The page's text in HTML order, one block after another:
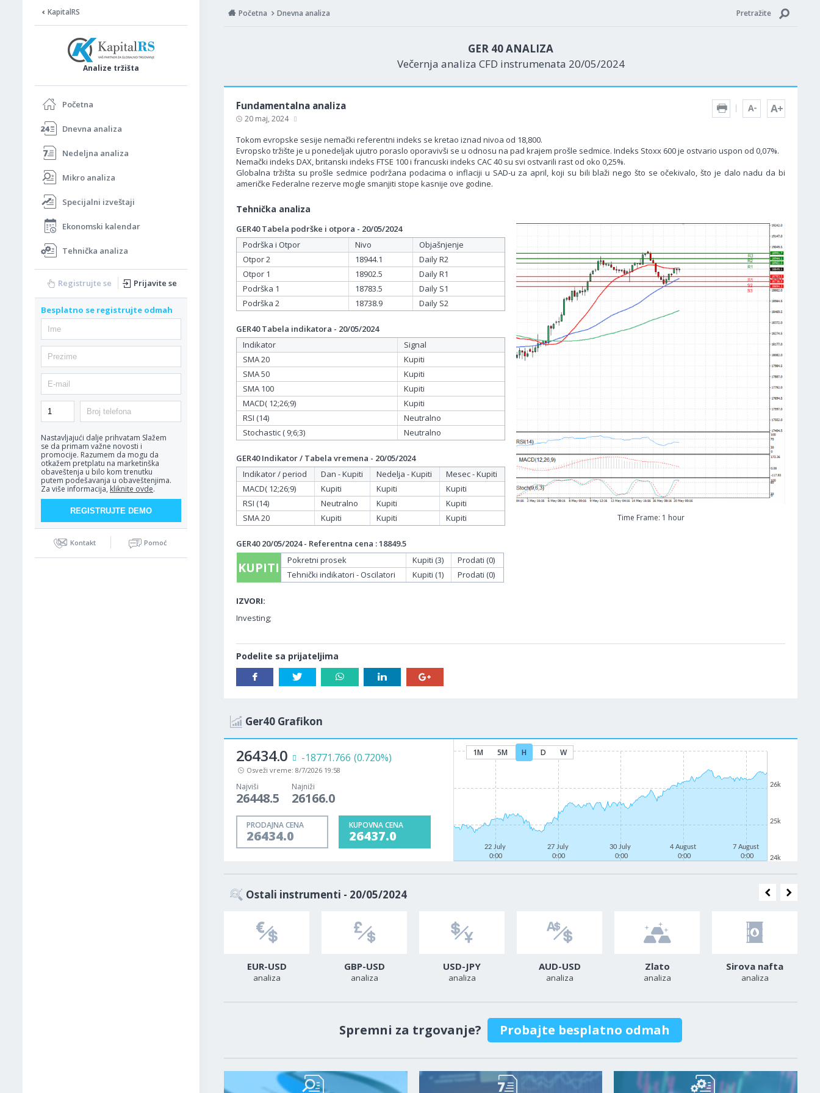
KapitalRS
Analize tržišta
Početna
Dnevna analiza
Nedeljna analiza
Mikro analiza
Specijalni izveštaji
Ekonomski kalendar
Tehnička analiza
Registrujte se Prijavite se
Besplatno se registrujte odmah
Nastavljajući dalje prihvatam Slažem
se da primam važne novosti i
promocije. Razumem da mogu da
otkažem pretplatu na marketinška
obaveštenja u bilo kom trenutku
putem podešavanja u obaveštenjima.
Za više informacija, kliknite ovde.
Kontakt Pomoć
Početna Dnevna analiza Pretražite
GER 40 ANALIZA
Večernja analiza CFD instrumenata 20/05/2024
Fundamentalna analiza
20 maj, 2024
Tokom evropske sesije nemački referentni indeks se kretao iznad nivoa od 18,800.
Evropsko tržište je u ponedeljak ujutro poraslo oporavivši se u odnosu na pad krajem prošle sedmice. Indeks Stoxx 600 je ostvario uspon od 0,07%.
Nemački indeks DAX, britanski indeks FTSE 100 i francuski indeks CAC 40 su svi ostvarili rast od oko 0,25%.
Globalna tržišta su prošle sedmice podržana podacima o inflaciji u SAD-u za april, koji su bili blaži nego što se očekivalo, što je dalo nadu da bi
američke Federalne rezerve mogle smanjiti stope kasnije ove godine.
Tehnička analiza
Time Frame: 1 hour
GER40 Tabela podrške i otpora - 20/05/2024
Podrška i Otpor
Nivo
Objašnjenje
Otpor 2
18944.1
Daily R2
Otpor 1
18902.5
Daily R1
Podrška 1
18783.5
Daily S1
Podrška 2
18738.9 Daily S2
GER40 Tabela indikatora - 20/05/2024
Indikator
Signal
SMA 20
Kupiti
SMA 50
Kupiti
SMA 100
Kupiti
MACD( 12;26;9)
Kupiti
RSI (14)
Neutralno
Stochastic ( 9;6;3)
Neutralno
GER40 Indikator / Tabela vremena - 20/05/2024
Indikator / period
Dan - Kupiti Nedelja - Kupiti
Mesec - Kupiti
MACD( 12;26;9)
Kupiti Kupiti
Kupiti
RSI (14)
Neutralno Kupiti
Kupiti
SMA 20
Kupiti Kupiti Kupiti
GER40 20/05/2024 - Referentna cena : 18849.5
KUPITI Pokretni prosek Kupiti (3)
Prodati (0)
Tehnički indikatori - Oscilatori
Kupiti (1) Prodati (0)
IZVORI:
Investing;
Podelite sa prijateljima
Ger40 Grafikon
26434.0 -18771.766 (0.720%)
Osveži vreme: 8/7/2026 19:58
Najviši
26448.5
Najniži
26166.0
PRODAJNA CENA
26434.0
KUPOVNA CENA
26437.0
1M 5M H D W
22 July
0:00
27 July
0:00
30 July
0:00
4 August
0:00
7 August
0:00
24k
25k
26k
Ostali instrumenti - 20/05/2024
EUR-USD
analiza
GBP-USD
analiza
USD-JPY
analiza
AUD-USD
analiza
Zlato
analiza
Sirova nafta
analiza
Spremni za trgovanje? Probajte besplatno odmah